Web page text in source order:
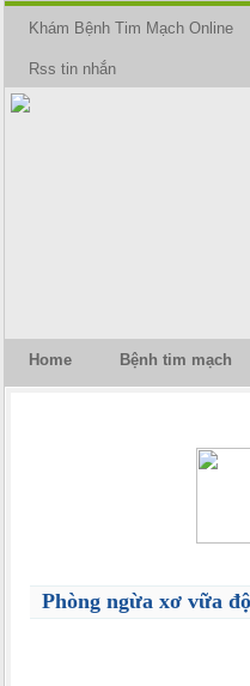
Khám Bệnh Tim Mạch Online
Rss tin nhắn
Home Bệnh tim mạch
Phòng ngừa xơ vữa